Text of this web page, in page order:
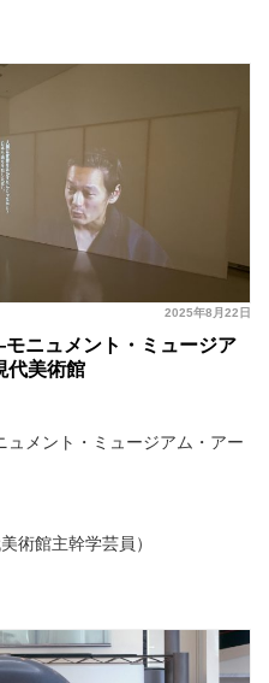
2025年8月22日
ニュメント・ミュージア
代美術館
メント・ミュージアム・アー
術館主幹学芸員）